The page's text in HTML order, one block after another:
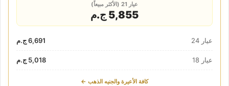
عيار 21 (الأكثر مبيعاً)
5,855 ج.م
عيار 24 6,691 ج.م
عيار 18 5,018 ج.م
كافة الأعيرة والجنيه الذهب ←